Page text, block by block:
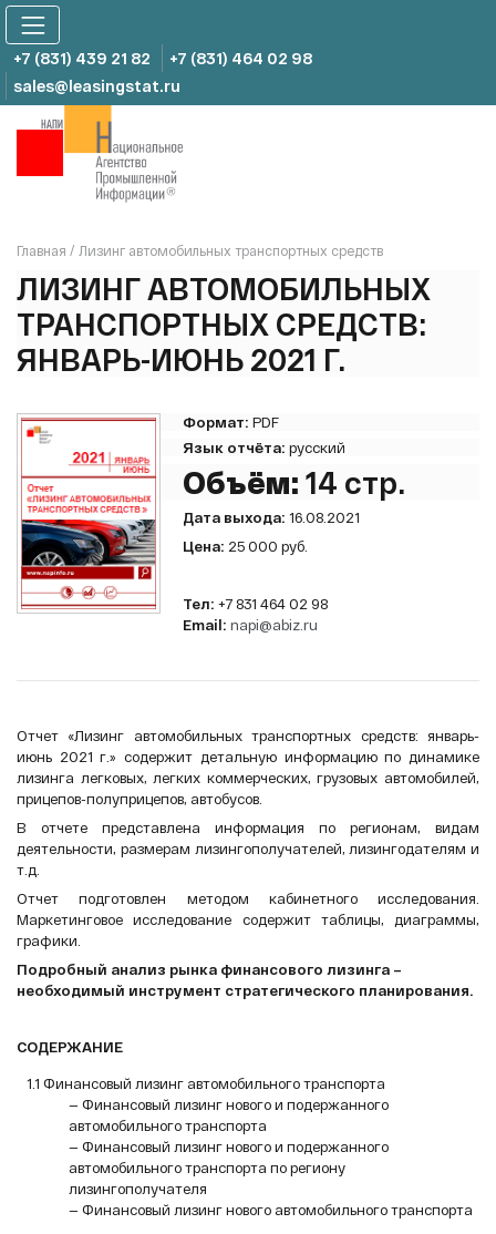
Skip
content
+7 (831) 439 21 82
+7 (831) 464 02 98
sales@leasingstat.ru
Главная / Лизинг автомобильных транспортных средств
ЛИЗИНГ АВТОМОБИЛЬНЫХ
ТРАНСПОРТНЫХ СРЕДСТВ:
ЯНВАРЬ-ИЮНЬ 2021 Г.
Формат: PDF
Язык отчёта: русский
Объём: 14 стр.
Дата выхода: 16.08.2021
Цена: 25 000 руб.
Тел: +7 831 464 02 98
Email: napi@abiz.ru
Отчет «Лизинг автомобильных транспортных средств:
январь-
июнь 2021 г.» содержит детальную информацию по динамике
лизинга легковых, легких коммерческих, грузовых автомобилей,
прицепов-полуприцепов, автобусов.
В отчете представлена информация по регионам, видам
деятельности, размерам лизингополучателей, лизингодателям и
т.д.
Отчет подготовлен методом кабинетного исследования.
Маркетинговое исследование содержит таблицы, диаграммы,
графики.
Подробный анализ рынка финансового лизинга –
необходимый инструмент стратегического планирования.
СОДЕРЖАНИЕ
1.1 Финансовый лизинг автомобильного транспорта
— Финансовый лизинг нового и подержанного
автомобильного транспорта
— Финансовый лизинг нового и подержанного
автомобильного транспорта по региону
лизингополучателя
— Финансовый лизинг нового автомобильного транспорта